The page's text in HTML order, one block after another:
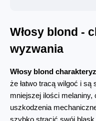
Włosy blond -
wyzwania
Włosy blond
że łatwo tracą wilgoć i są
mniejszej ilości
uszkodzenia
szybko stracić swój blask